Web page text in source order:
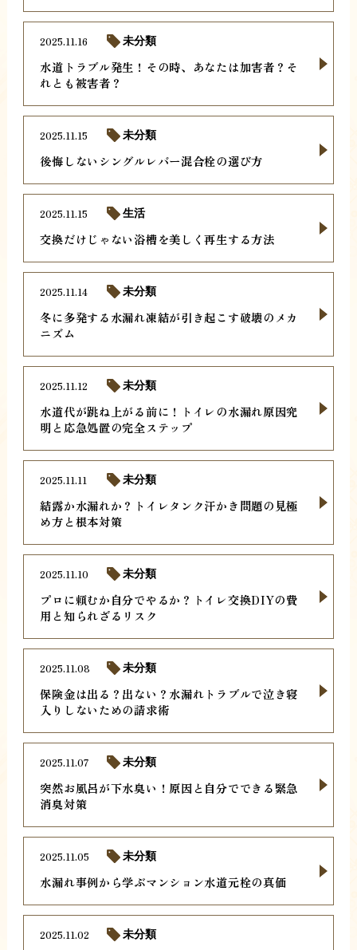
水道トラブル発生！その時、あなたは加害者？そ
れとも被害者？
2025.11.16 未分類
後悔しないシングルレバー混合栓の選び方
2025.11.15 未分類
交換だけじゃない浴槽を美しく再生する方法
2025.11.15 生活
冬に多発する水漏れ凍結が引き起こす破壊のメカ
ニズム
2025.11.14 未分類
水道代が跳ね上がる前に！トイレの水漏れ原因究
明と応急処置の完全ステップ
2025.11.12 未分類
結露か水漏れか？トイレタンク汗かき問題の見極
め方と根本対策
2025.11.11 未分類
プロに頼むか自分でやるか？トイレ交換DIYの費
用と知られざるリスク
2025.11.10 未分類
保険金は出る？出ない？水漏れトラブルで泣き寝
入りしないための請求術
2025.11.08 未分類
突然お風呂が下水臭い！原因と自分でできる緊急
消臭対策
2025.11.07 未分類
水漏れ事例から学ぶマンション水道元栓の真価
2025.11.05 未分類
2025.11.02 未分類